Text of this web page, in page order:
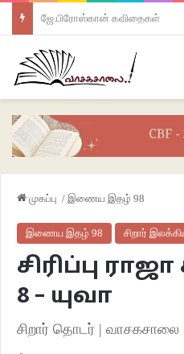
ஜே.பிரோஸ்கான் கவிதைகள்
முகப்பு / இணைய இதழ் 98
இணைய இதழ் 98 சிறார்
சிரிப்பு
8 – யுவா
சிறார் தொடர் | வாசகசாலை